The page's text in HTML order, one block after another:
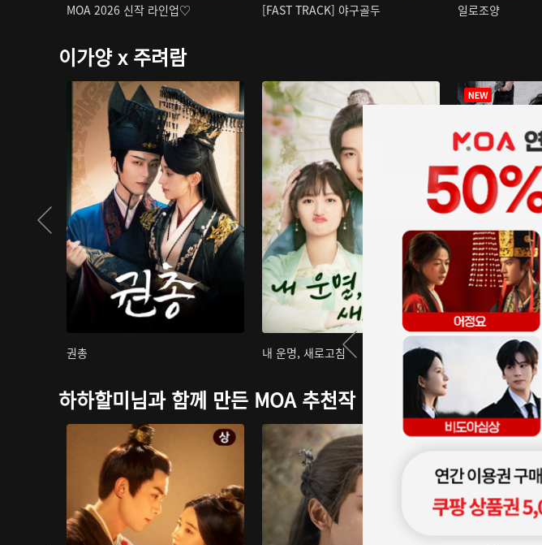
MOA 2026 신작 라인업♡ [FAST TRACK] 야구골두 일로조양
이가양 x 주려람
권총 내 운명, 새로고침
하하할미님과 함께 만든 MOA 추천작